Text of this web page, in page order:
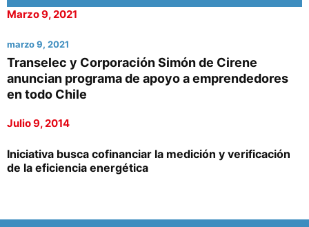
Marzo 9, 2021
marzo 9, 2021
Transelec y Corporación Simón de Cirene
anuncian programa de apoyo a emprendedores
en todo Chile
Julio 9, 2014
Iniciativa busca cofinanciar la medición y verificación
de la eficiencia energética